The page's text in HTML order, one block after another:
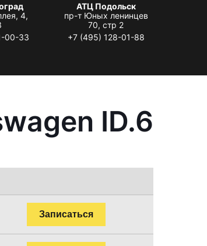
4,
00-33
АТЦ Подольск
пр-т Юных ленинцев
70, стр 2
+7 (495) 128-01-88
ID.6
Записаться